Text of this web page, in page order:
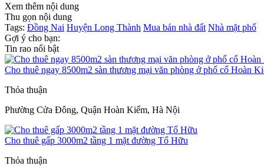
Xem thêm nội dung
Thu gọn nội dung
Tags: Đồng Nai Huyện Long Thành Mua bán nhà đất Nhà mặt phố
Gợi ý cho bạn:
Tin rao nổi bật
Cho thuê ngay 8500m2 sàn thương mại văn phòng ở phố cổ Hoàn
Thỏa thuận
Phường Cửa Đông, Quận Hoàn Kiếm, Hà Nội
Cho thuê gấp 3000m2 tầng 1 mặt đường Tố Hữu
Thỏa thuận